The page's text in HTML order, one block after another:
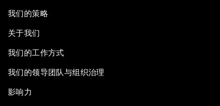
我们的策略
关于我们
我们的工作方式
我们的领导团队与组织治理
影响力